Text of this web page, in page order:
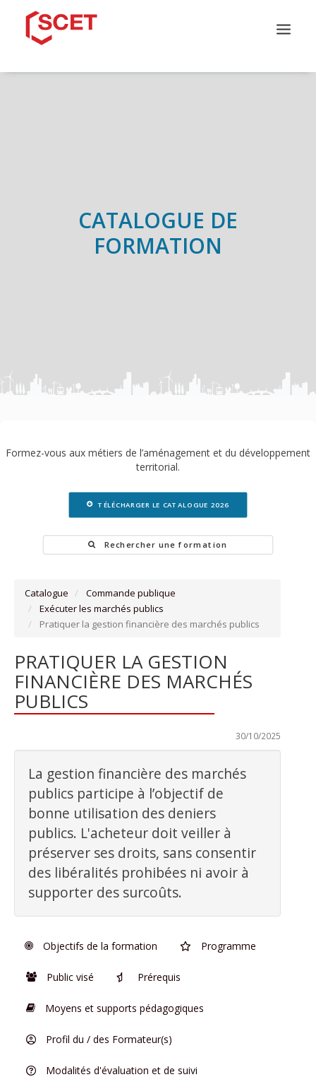
CATALOGUE DE
FORMATION
Formez-vous aux métiers de l’aménagement et du développement
territorial.
TÉLÉCHARGER LE CATALOGUE 2026
Rechercher une formation
Catalogue
Commande publique
Exécuter les marchés publics
Pratiquer la gestion financière des marchés publics
PRATIQUER LA GESTION
FINANCIÈRE DES MARCHÉS
PUBLICS
30/10/2025
La gestion financière des marchés
publics participe à l’objectif de
bonne utilisation des deniers
publics. L'acheteur doit veiller à
préserver ses droits, sans consentir
des libéralités prohibées ni avoir à
supporter des surcoûts.
Objectifs de la formation Programme
Public visé Prérequis
Moyens et supports pédagogiques
Profil du / des Formateur(s)
Modalités d'évaluation et de suivi